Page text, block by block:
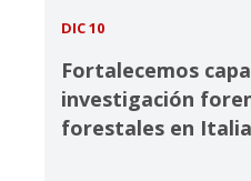
DIC 10
Fortalecemos
investigación
forestales en Italia